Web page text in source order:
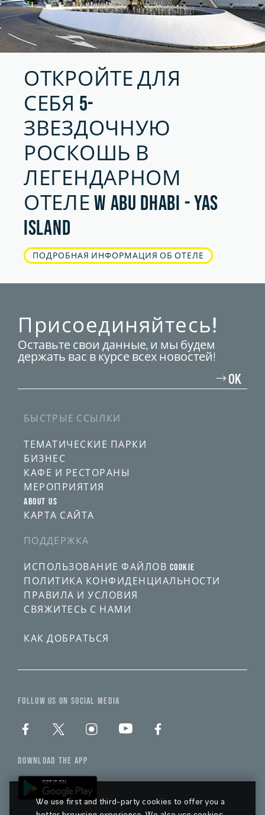
ОТКРОЙТЕ ДЛЯ
СЕБЯ 5-
ЗВЕЗДОЧНУЮ
РОСКОШЬ В
ЛЕГЕНДАРНОМ
ОТЕЛЕ W ABU DHABI - YAS
ISLAND
ПОДРОБНАЯ ИНФОРМАЦИЯ ОБ ОТЕЛЕ
Присоединяйтесь!
Оставьте свои данные, и мы будем
держать вас в курсе всех новостей!
адрес
OK
БЫСТРЫЕ ССЫЛКИ
ТЕМАТИЧЕСКИЕ ПАРКИ
БИЗНЕС
КАФЕ И РЕСТОРАНЫ
МЕРОПРИЯТИЯ
ABOUT US
КАРТА САЙТА
ПОДДЕРЖКА
ИСПОЛЬЗОВАНИЕ ФАЙЛОВ COOKIE
ПОЛИТИКА КОНФИДЕНЦИАЛЬНОСТИ
ПРАВИЛА И УСЛОВИЯ
СВЯЖИТЕСЬ С НАМИ
КАК ДОБРАТЬСЯ
FOLLOW US ON SOCIAL MEDIA
DOWNLOAD THE APP
We use first and third-party cookies to offer you a